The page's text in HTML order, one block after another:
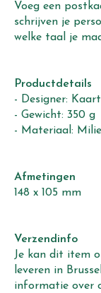
Voeg een
schrijven je
welke taal je
Productdetails
- Designer:
- Gewicht: 350 g
- Materiaal:
Afmetingen
148 x 105 mm
Verzendinfo
Je kan dit item
leveren in
informatie over